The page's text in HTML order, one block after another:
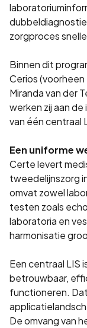
zorgproces
Binnen dit
Cerios
Miranda van der
werken zij aan
van één centraal
Een uniforme
Certe levert
tweedelijnszorg
omvat zowel
testen zoals
laboratoria en
harmonisatie
Een centraal LIS
betrouwbaar,
functioneren.
De omvang van